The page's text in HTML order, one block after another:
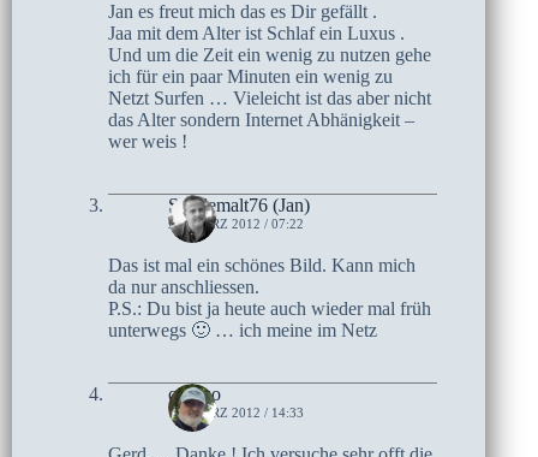
Jan es freut mich das es Dir gefällt .
Jaa mit dem Alter ist Schlaf ein Luxus .
Und um die Zeit ein wenig zu nutzen gehe
ich für ein paar Minuten ein wenig zu
Netzt Surfen … Vieleicht ist das aber nicht
das Alter sondern Internet Abhänigkeit –
wer weis !
Singlemalt76 (Jan)
29. MÄRZ 2012 / 07:22
Das ist mal ein schönes Bild. Kann mich
da nur anschliessen.
P.S.: Du bist ja heute auch wieder mal früh
unterwegs 🙂 … ich meine im Netz
czoczo
15. MÄRZ 2012 / 14:33